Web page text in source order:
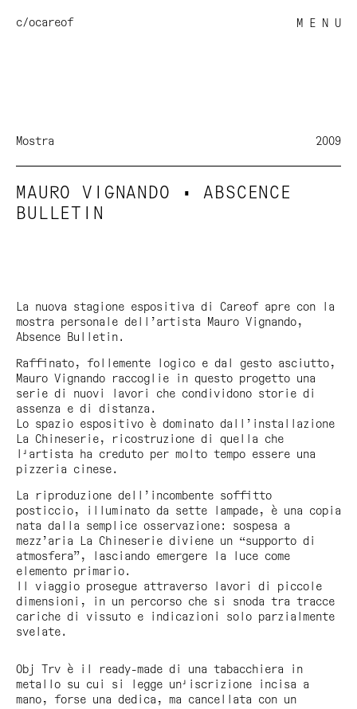
c/ocareof M E N U
Mostra 2009
MAURO VIGNANDO • ABSCENCE
BULLETIN
La nuova stagione espositiva di Careof apre con la
mostra personale dell’artista Mauro Vignando,
Absence Bulletin.
Raffinato, follemente logico e dal gesto asciutto,
Mauro Vignando raccoglie in questo progetto una
serie di nuovi lavori che condividono storie di
assenza e di distanza.
Lo spazio espositivo è dominato dall’installazione
La Chineserie , ricostruzione di quella che
l'artista ha creduto per molto tempo essere una
pizzeria cinese.
La riproduzione dell’incombente soffitto
posticcio, illuminato da sette lampade, è una copia
nata dalla semplice osservazione: sospesa a
mezz’aria La Chineserie diviene un “supporto di
atmosfera”, lasciando emergere la luce come
elemento primario.
Il viaggio prosegue attraverso lavori di piccole
dimensioni, in un percorso che si snoda tra tracce
cariche di vissuto e indicazioni solo parzialmente
svelate.
Obj Trv è il ready-made di una tabacchiera in
metallo su cui si legge un'iscrizione incisa a
mano, forse una dedica, ma cancellata con un